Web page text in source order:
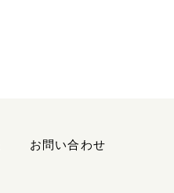
お問い合わせ